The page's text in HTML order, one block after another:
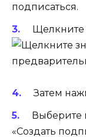
подписаться.
Щелкните
Затем
Выберите
«Создать